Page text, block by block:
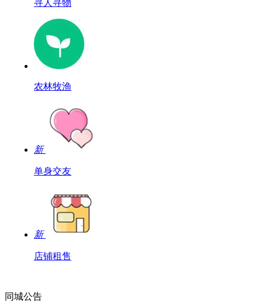
寻人寻物
农林牧渔
新
单身交友
新
店铺租售
同城公告